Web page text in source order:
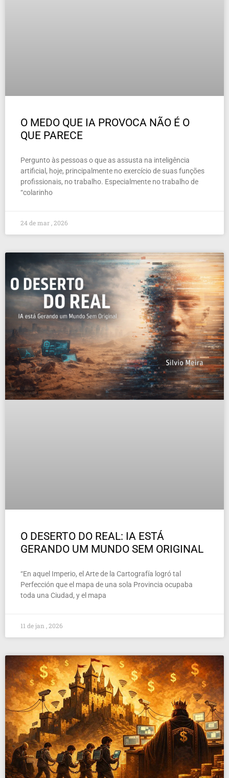
O MEDO QUE IA PROVOCA NÃO É O
QUE PARECE
Pergunto às pessoas o que as assusta na inteligência
artificial, hoje, principalmente no exercício de suas funções
profissionais, no trabalho. Especialmente no trabalho de
“colarinho
24 de mar , 2026
O DESERTO DO REAL: IA ESTÁ
GERANDO UM MUNDO SEM ORIGINAL
“En aquel Imperio, el Arte de la Cartografía logró tal
Perfección que el mapa de una sola Provincia ocupaba
toda una Ciudad, y el mapa
11 de jan , 2026